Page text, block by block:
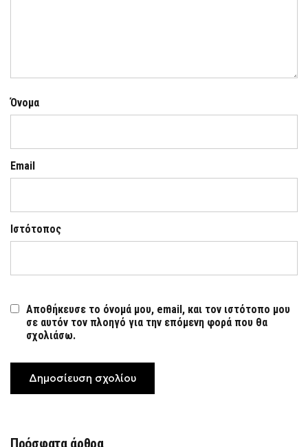
Όνομα
Email
Ιστότοπος
Αποθήκευσε το όνομά μου, email, και τον ιστότοπο μου
σε αυτόν τον πλοηγό για την επόμενη φορά που θα
σχολιάσω.
Πρόσφατα άρθρα